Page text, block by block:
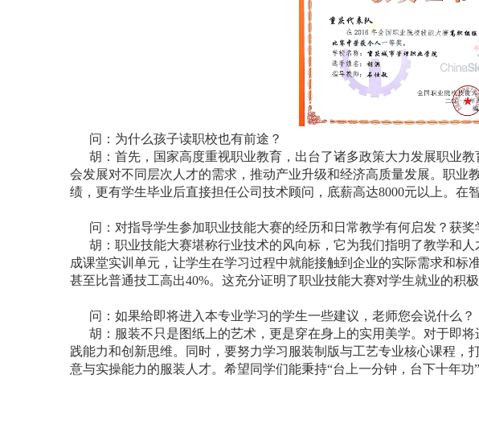
问：为什么孩子读职校也有前途？
胡：首先，国家高度重视职业教育，出台了诸多政策大力发展职业
会发展对不同层次人才的需求，推动产业升级和经济高质量发展。职
绩，更有学生毕业后直接担任公司技术顾问，底薪高达8000元以上。在
问：对指导学生参加职业技能大赛的经历和日常教学有何启发？获
胡：职业技能大赛堪称行业技术的风向标，它为我们指明了教学和
成课堂实训单元，让学生在学习过程中就能接触到企业的实际需求和
甚至比普通技工高出40%。这充分证明了职业技能大赛对学生就业的积极
问：如果给即将进入本专业学习的学生一些建议，老师您会说什么？
胡：服装不只是图纸上的艺术，更是穿在身上的实用美学。对于即
践能力和创新思维。同时，要努力学习服装制版与工艺专业核心课程
意与实操能力的服装人才。希望同学们能秉持“台上一分钟，台下十年